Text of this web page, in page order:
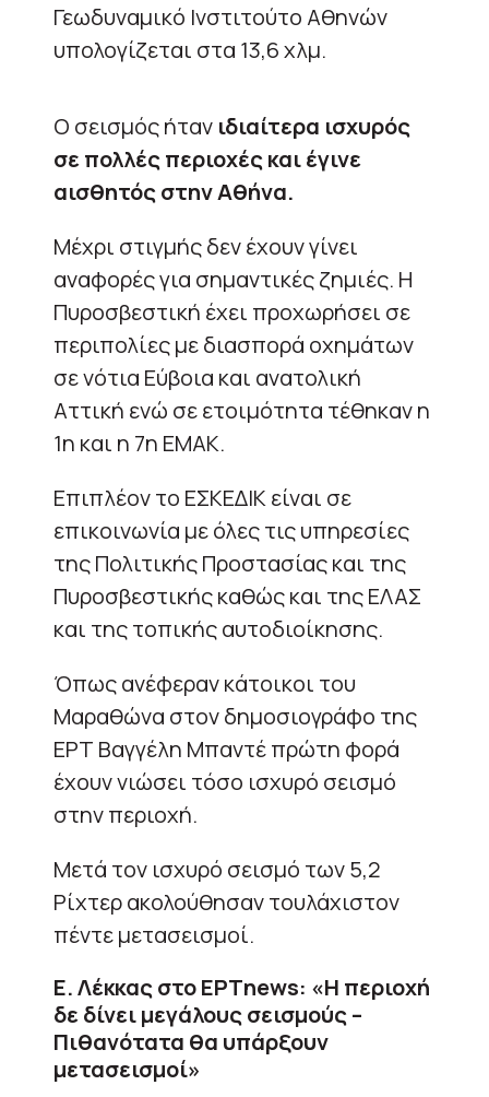
Γεωδυναμικό Ινστιτούτο Αθηνών
υπολογίζεται στα 13,6 χλμ.
Ο σεισμός ήταν ιδιαίτερα ισχυρός
σε πολλές περιοχές και έγινε
αισθητός στην Αθήνα.
Μέχρι στιγμής δεν έχουν γίνει
αναφορές για σημαντικές ζημιές. Η
Πυροσβεστική έχει προχωρήσει σε
περιπολίες με διασπορά οχημάτων
σε νότια Εύβοια και ανατολική
Αττική ενώ σε ετοιμότητα τέθηκαν η
1η και η 7η ΕΜΑΚ.
Επιπλέον το ΕΣΚΕΔΙΚ είναι σε
επικοινωνία με όλες τις υπηρεσίες
της Πολιτικής Προστασίας και της
Πυροσβεστικής καθώς και της ΕΛΑΣ
και της τοπικής αυτοδιοίκησης.
Όπως ανέφεραν κάτοικοι του
Μαραθώνα στον δημοσιογράφο της
ΕΡΤ Βαγγέλη Μπαντέ πρώτη φορά
έχουν νιώσει τόσο ισχυρό σεισμό
στην περιοχή.
Μετά τον ισχυρό σεισμό των 5,2
Ρίχτερ ακολούθησαν τουλάχιστον
πέντε μετασεισμοί.
Ε. Λέκκας στο ΕΡΤnews: «Η περιοχή
δε δίνει μεγάλους σεισμούς –
Πιθανότατα θα υπάρξουν
μετασεισμοί»